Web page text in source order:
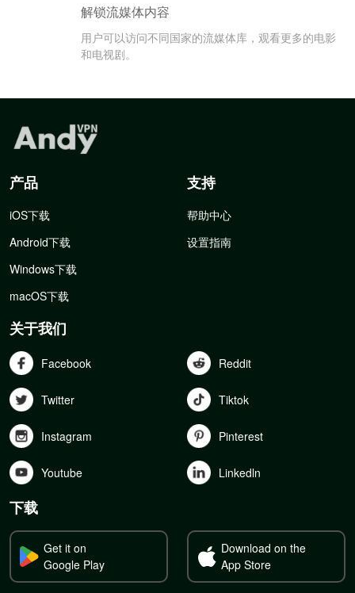
解锁流媒体内容
用户可以访问不同国家的流媒体库，观看更多的电影
和电视剧。
产品
iOS下载
Android下载
Windows下载
macOS下载
支持
帮助中心
设置指南
关于我们
Facebook Reddit
Twitter Tiktok
Instagram Pinterest
Youtube Linkedln
下载
Get it on
Google Play
Download on the
App Store